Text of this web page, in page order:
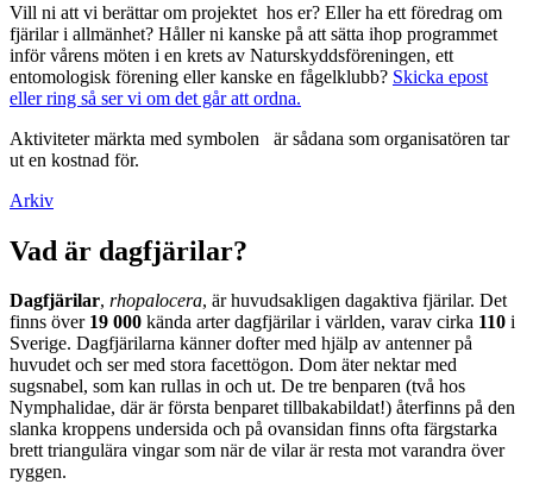
Vill ni att vi berättar om projektet hos er? Eller ha ett föredrag om
fjärilar i allmänhet? Håller ni kanske på att sätta ihop programmet
inför vårens möten i en krets av Naturskyddsföreningen, ett
entomologisk förening eller kanske en fågelklubb? Skicka epost
eller ring så ser vi om det går att ordna.
Aktiviteter märkta med symbolen
är sådana som organisatören tar
ut en kostnad för.
Arkiv
Vad är dagfjärilar?
Dagfjärilar, rhopalocera, är huvudsakligen dagaktiva fjärilar. Det
finns över 19 000 kända arter dagfjärilar i världen, varav cirka 110 i
Sverige. Dagfjärilarna känner dofter med hjälp av antenner på
huvudet och ser med stora facettögon. Dom äter nektar med
sugsnabel, som kan rullas in och ut. De tre benparen (två hos
Nymphalidae, där är första benparet tillbakabildat!) återfinns på den
slanka kroppens undersida och på ovansidan finns ofta färgstarka
brett triangulära vingar som när de vilar är resta mot varandra över
ryggen.